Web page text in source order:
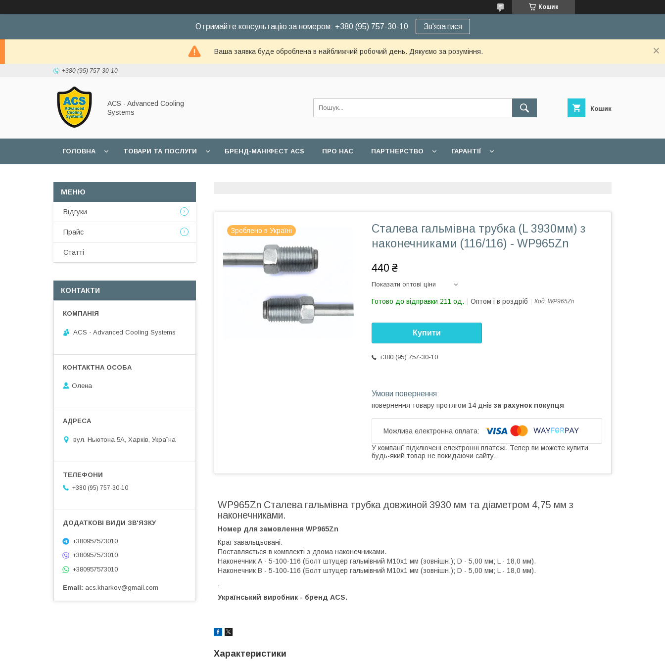
Кошик
Отримайте консультацію за номером: +380 (95) 757-30-10 Зв'язатися
Ваша заявка буде оброблена в найближчий робочий день. Дякуємо за розуміння.
+380 (95) 757-30-10
ACS - Advanced Cooling
Systems
Кошик
ГОЛОВНА ТОВАРИ ТА ПОСЛУГИ БРЕНД-МАНІФЕСТ ACS ПРО НАС ПАРТНЕРСТВО ГАРАНТІЇ
Зроблено в Україні
Сталева гальмівна трубка (L 3930мм) з
наконечниками (116/116) - WP965Zn
440 ₴
Показати оптові ціни
Готово до відправки 211 од. Оптом і в роздріб Код: WP965Zn
Купити
+380 (95) 757-30-10
повернення товару протягом 14 днів за рахунок покупця
У компанії підключені електронні платежі. Тепер ви можете купити
будь-який товар не покидаючи сайту.
WP965Zn Сталева гальмівна трубка довжиной 3930 мм та діаметром 4,75 мм з
наконечниками.
Номер для замовлення WP965Zn
Краї завальцьовані.
Поставляється в комплекті з двома наконечниками.
Наконечник А - 5-100-116 (Болт штуцер гальмівний М10х1 мм (зовнішн.); D - 5,00 мм; L - 18,0 мм).
Наконечник В - 5-100-116 (Болт штуцер гальмівний М10х1 мм (зовнішн.); D - 5,00 мм; L - 18,0 мм).
.
Український виробник - бренд ACS.
Характеристики
Відгуки
Прайс
Статті
КОНТАКТИ
ACS - Advanced Cooling Systems
Олена
вул. Ньютона 5А, Харків, Україна
+380 (95) 757-30-10
+380957573010
+380957573010
+380957573010
Email acs.kharkov@gmail.com